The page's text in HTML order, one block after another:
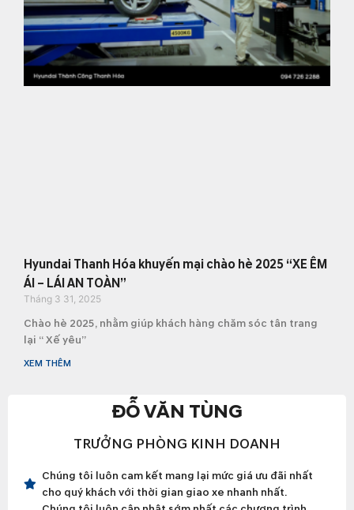
Hyundai Thanh Hóa khuyến mại chào hè 2025 “XE ÊM
ÁI – LÁI AN TOÀN”
Tháng 3 31, 2025
Chào hè 2025, nhằm giúp khách hàng chăm sóc tân trang
lại “ Xế yêu”
XEM THÊM
ĐỖ VĂN TÙNG
TRƯỞNG PHÒNG KINH DOANH
Chúng tôi luôn cam kết mang lại mức giá ưu đãi nhất
cho quý khách với thời gian giao xe nhanh nhất.